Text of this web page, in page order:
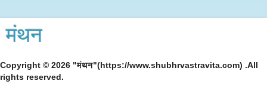
मंथन
Copyright © 2026 "मंथन"(https://www.shubhrvastravita.com) .All
rights reserved.